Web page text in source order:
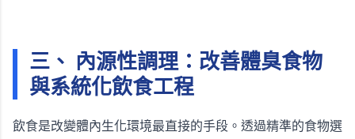
三、 內源性調理：改善體臭食物
與系統化飲食工程
飲食是改變體內生化環境最直接的手段。透過精準的食物選